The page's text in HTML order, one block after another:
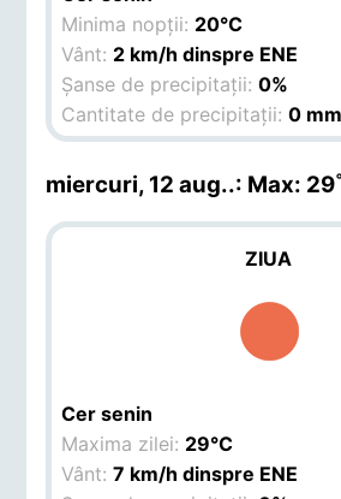
Minima nopții: 20°C
Vânt: 2 km/h dinspre ENE
Șanse de precipitații:0%
Cantitate de precipitații:0 mm
miercuri, 12 aug..: Max:
ZIUA
Cer senin
Maxima zilei: 29°C
Vânt:7 km/h dinspre ENE